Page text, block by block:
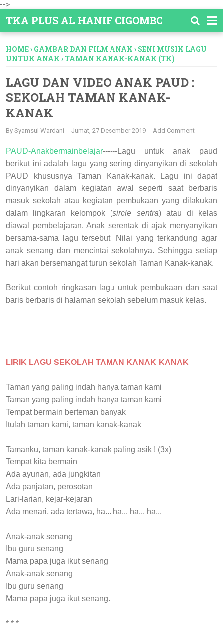
-->
TKA PLUS AL HANIF CIGOMBONG
HOME› GAMBAR DAN FILM ANAK › SENI MUSIK LAGU
UNTUK ANAK ›TAMAN KANAK-KANAK (TK)
LAGU DAN VIDEO ANAK PAUD :
SEKOLAH TAMAN KANAK-
KANAK
By Syamsul Wardani Jumat, 27 Desember 2019 Add Comment
PAUD-Anakbermainbelajar------Lagu untuk anak paud
berikut ini adalah lagu yang sering dinyanyikan di sekolah
PAUD khususnya Taman Kanak-kanak. Lagu ini dapat
dinyanyikan dalam kegiatan awal seperti saat berbaris
masuk sekolah atau kegiatan pembukaan yang dilakukan
dalam lingkaran kelompok (sircle sentra) atau di kelas
diawal pembelajaran. Anak serentak di ajak menyanyikan
bersama-sama lagu tersebut. Nilai yang terkandung agar
anak senang dan mencintai sekolahnya. Sehingga setiap
hari akan bersemangat turun sekolah Taman Kanak-kanak.
Berikut contoh ringkasan lagu untuk pembukaan dan saat
baris berbaris di halaman sekolah sebelum masuk kelas.
LIRIK LAGU SEKOLAH TAMAN KANAK-KANAK
Taman yang paling indah hanya taman kami
Taman yang paling indah hanya taman kami
Tempat bermain berteman banyak
Itulah taman kami, taman kanak-kanak
Tamanku, taman kanak-kanak paling asik ! (3x)
Tempat kita bermain
Ada ayunan, ada jungkitan
Ada panjatan, perosotan
Lari-larian, kejar-kejaran
Ada menari, ada tertawa, ha... ha... ha... ha...
Anak-anak senang
Ibu guru senang
Mama papa juga ikut senang
Anak-anak senang
Ibu guru senang
Mama papa juga ikut senang.
* * *